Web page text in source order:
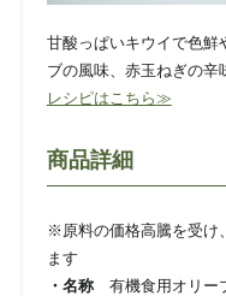
甘酸っぱいキウイで色鮮
ブの風味、赤玉ねぎの辛
レシピはこちら≫
商品詳細
※原料の価格高騰を受け
ます
・名称有機食用オリー